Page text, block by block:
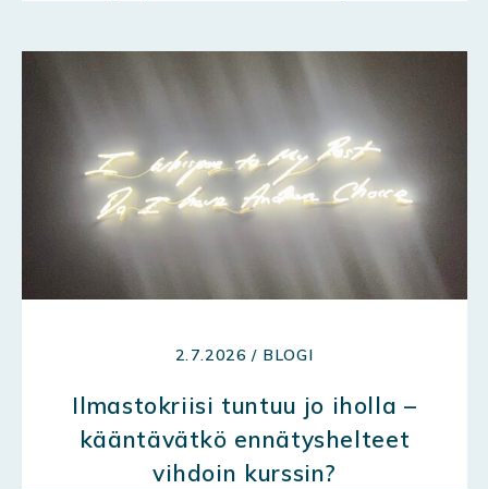
2.7.2026 / BLOGI
Ilmastokriisi tuntuu jo iholla –
kääntävätkö ennätyshelteet
vihdoin kurssin?